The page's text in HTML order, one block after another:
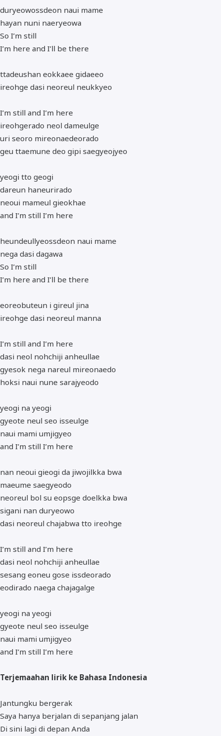
duryeowossdeon naui mame
hayan nuni naeryeowa
So I’m still
I’m here and I’ll be there
ttadeushan eokkaee gidaeeo
ireohge dasi neoreul neukkyeo
I’m still and I’m here
ireohgerado neol dameulge
uri seoro mireonaedeorado
geu ttaemune deo gipi saegyeojyeo
yeogi tto geogi
dareun haneurirado
neoui mameul gieokhae
and I’m still I’m here
heundeullyeossdeon naui mame
nega dasi dagawa
So I’m still
I’m here and I’ll be there
eoreobuteun i gireul jina
ireohge dasi neoreul manna
I’m still and I’m here
dasi neol nohchiji anheullae
gyesok nega nareul mireonaedo
hoksi naui nune sarajyeodo
yeogi na yeogi
gyeote neul seo isseulge
naui mami umjigyeo
and I’m still I’m here
nan neoui gieogi da jiwojilkka bwa
maeume saegyeodo
neoreul bol su eopsge doelkka bwa
sigani nan duryeowo
dasi neoreul chajabwa tto ireohge
I’m still and I’m here
dasi neol nohchiji anheullae
sesang eoneu gose issdeorado
eodirado naega chajagalge
yeogi na yeogi
gyeote neul seo isseulge
naui mami umjigyeo
and I’m still I’m here
Terjemaahan lirik ke Bahasa Indonesia
Jantungku bergerak
Saya hanya berjalan di sepanjang jalan
Di sini lagi di depan Anda